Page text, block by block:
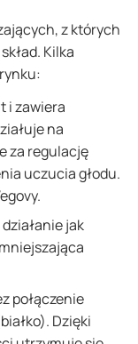
z których
Kilka
i zawiera
na
za regulację
uczucia głodu.
jak
połączenie
Dzięki